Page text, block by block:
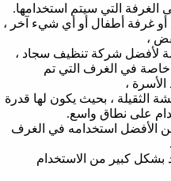
الغرفة التي سيتم استخدامها.
أو غرفة أطفال أو أي شيء آخر ،
،
لأفضل شركة تنظيف سجاد ،
خاصة في الغرف التي تم
،
الثقيلة ، بحيث يكون لها قدرة
على نطاق واسع.
الأفضل استخدامه في الغرف
بشكل كبير من الاستخدام